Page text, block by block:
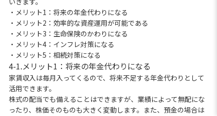
・メリット1：将来の年金代わりになる
・メリット2：効率的な資産運用が可能である
・メリット3：生命保険のかわりになる
・メリット4：インフレ対策になる
・メリット5：相続対策になる
4-1.メリット1：将来の年金代わりになる
家賃収入は毎月入ってくるので、将来不足する年金代わりとして
活用できます。
株式の配当でも備えることはできますが、業績によって無配にな
ったり、株価そのものも大きく変動します。また、預金の場合は